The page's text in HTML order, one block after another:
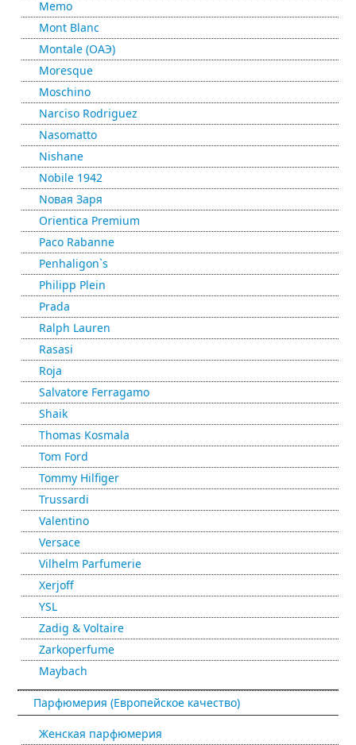
Memo
Mont Blanc
Montale (ОАЭ)
Moresque
Moschino
Narciso Rodriguez
Nasomatto
Nishane
Nobile 1942
Nовая Заря
Orientica Premium
Paco Rabanne
Penhaligon`s
Philipp Plein
Prada
Ralph Lauren
Rasasi
Roja
Salvatore Ferragamo
Shaik
Thomas Kosmala
Tom Ford
Tommy Hilfiger
Trussardi
Valentino
Versace
Vilhelm Parfumerie
Xerjoff
YSL
Zadig & Voltaire
Zarkoperfume
Maybach
Парфюмерия (Европейское качество)
Женская парфюмерия